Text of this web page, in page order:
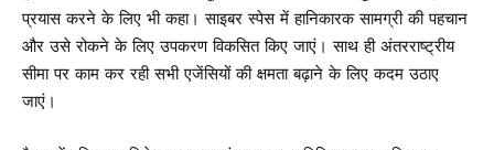
प्रयास करने के लिए भी कहा। साइबर स्पेस में हानिकारक सामग्री की पहचान
और उसे रोकने के लिए उपकरण विकसित किए जाएं। साथ ही अंतरराष्ट्रीय
सीमा पर काम कर रही सभी एजेंसियों की क्षमता बढ़ाने के लिए कदम उठाए
जाएं।